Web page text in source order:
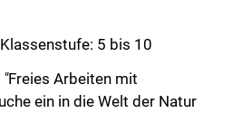
5 bis 10
"Freies Arbeiten mit
ein in die Welt der Natur